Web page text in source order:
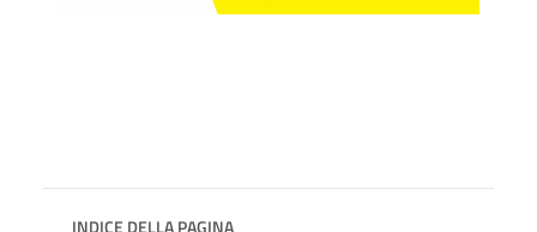
INDICE DELLA PAGINA